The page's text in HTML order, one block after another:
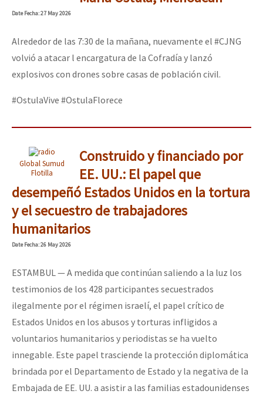
Mundo
La Sexta
AutonomÍa y Resistencia
Megaproyectos
Mujeres
Niñxs
ETIQUETAS
MULTIMEDIA
Fotorreportaje
Otras secciones
Semillero Guerra contra la Humanidad. (Las poblaciones y
la naturaleza bajo asedio)
Libros para descargar
Dia 2 do Encontro “Guerra contra a Humanidad”
Dia 1: Encontro “Guerra contra a Humanidade”
[CDMX – 20 julio] Jornadas globales por la libertad de Jesús
“Sonhando a Terra do Bem Virá” se publica no Estado Espanhol
Se o México sabe, que o mundo saiba! Nossas lutas pela
[25 abr – CDMX] Tokín por el CNI: 30 años de Resistencia y
DateFecha: 27 May 2026
Alrededor de las 7:30 de la mañana, nuevamente el #CJNG
volvió a atacar l encargatura de la Cofradía y lanzó
explosivos con drones sobre casas de población civil.
#OstulaVive #OstulaFlorece
Global Sumud
Flotilla
Construido y financiado por
EE. UU.: El papel que
desempeñó Estados Unidos en la tortura
y el secuestro de trabajadores
humanitarios
DateFecha: 26 May 2026
ESTAMBUL — A medida que continúan saliendo a la luz los
testimonios de los 428 participantes secuestrados
ilegalmente por el régimen israelí, el papel crítico de
Estados Unidos en los abusos y torturas infligidos a
voluntarios humanitarios y periodistas se ha vuelto
innegable. Este papel trasciende la protección diplomática
brindada por el Departamento de Estado y la negativa de la
Embajada de EE. UU. a asistir a las familias estadounidenses